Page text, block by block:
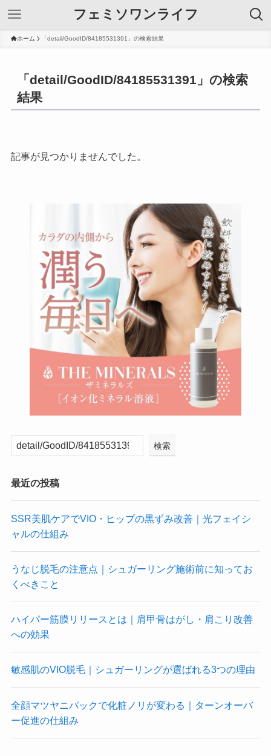
フェミソワンライフ
ホーム 「detail/GoodID/84185531391」の検索結果
「detail/GoodID/84185531391」の検索
結果
記事が見つかりませんでした。
検索
最近の投稿
SSR美肌ケアでVIO・ヒップの黒ずみ改善｜光フェイシ
ャルの仕組み
うなじ脱毛の注意点｜シュガーリング施術前に知ってお
くべきこと
ハイパー筋膜リリースとは｜肩甲骨はがし・肩こり改善
への効果
敏感肌のVIO脱毛｜シュガーリングが選ばれる3つの理由
全顔マツヤニパックで化粧ノリが変わる｜ターンオーバ
ー促進の仕組み